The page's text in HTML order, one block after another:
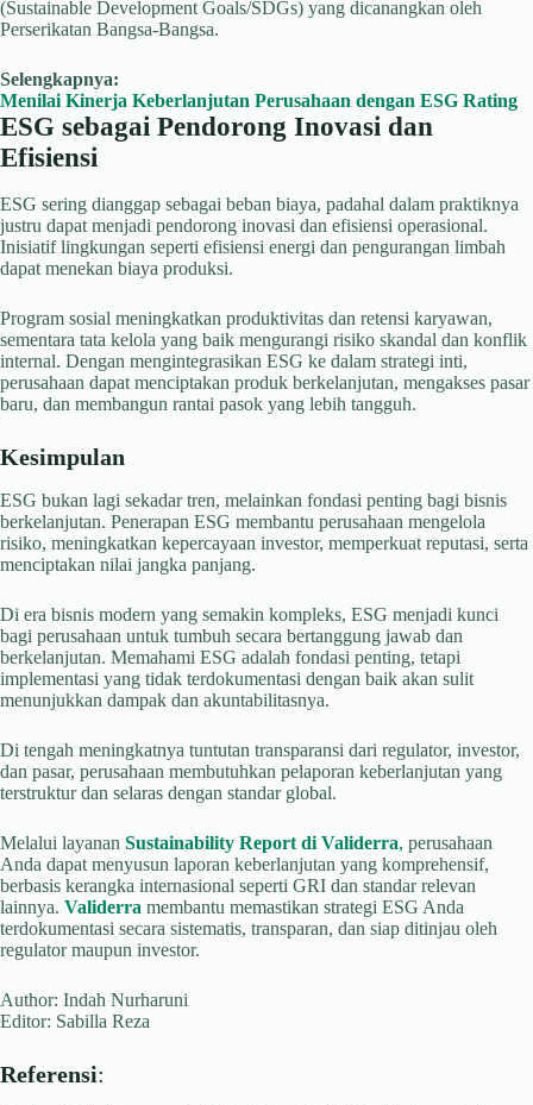
(Sustainable Development Goals/SDGs) yang dicanangkan oleh
Perserikatan Bangsa-Bangsa.
Selengkapnya:
Menilai Kinerja Keberlanjutan Perusahaan dengan ESG Rating
ESG sebagai Pendorong Inovasi dan
Efisiensi
ESG sering dianggap sebagai beban biaya, padahal dalam praktiknya
justru dapat menjadi pendorong inovasi dan efisiensi operasional.
Inisiatif lingkungan seperti efisiensi energi dan pengurangan limbah
dapat menekan biaya produksi.
Program sosial meningkatkan produktivitas dan retensi karyawan,
sementara tata kelola yang baik mengurangi risiko skandal dan konflik
internal. Dengan mengintegrasikan ESG ke dalam strategi inti,
perusahaan dapat menciptakan produk berkelanjutan, mengakses pasar
baru, dan membangun rantai pasok yang lebih tangguh.
Kesimpulan
ESG bukan lagi sekadar tren, melainkan fondasi penting bagi bisnis
berkelanjutan. Penerapan ESG membantu perusahaan mengelola
risiko, meningkatkan kepercayaan investor, memperkuat reputasi, serta
menciptakan nilai jangka panjang.
Di era bisnis modern yang semakin kompleks, ESG menjadi kunci
bagi perusahaan untuk tumbuh secara bertanggung jawab dan
berkelanjutan. Memahami ESG adalah fondasi penting, tetapi
implementasi yang tidak terdokumentasi dengan baik akan sulit
menunjukkan dampak dan akuntabilitasnya.
Di tengah meningkatnya tuntutan transparansi dari regulator, investor,
dan pasar, perusahaan membutuhkan pelaporan keberlanjutan yang
terstruktur dan selaras dengan standar global.
Melalui layanan Sustainability Report di Validerra, perusahaan
Anda dapat menyusun laporan keberlanjutan yang komprehensif,
berbasis kerangka internasional seperti GRI dan standar relevan
lainnya. Validerra membantu memastikan strategi ESG Anda
terdokumentasi secara sistematis, transparan, dan siap ditinjau oleh
regulator maupun investor.
Author: Indah Nurharuni
Editor: Sabilla Reza
Referensi: